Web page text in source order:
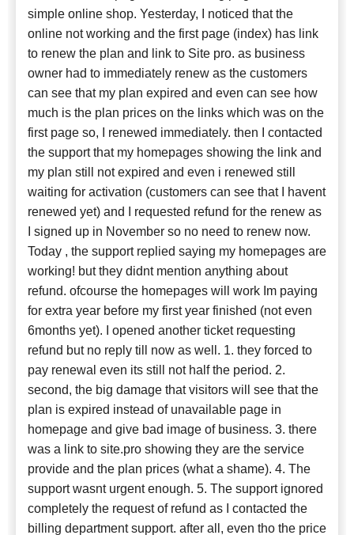
simple online shop. Yesterday, I noticed that the
online not working and the first page (index) has link
to renew the plan and link to Site pro. as business
owner had to immediately renew as the customers
can see that my plan expired and even can see how
much is the plan prices on the links which was on the
first page so, I renewed immediately. then I contacted
the support that my homepages showing the link and
my plan still not expired and even i renewed still
waiting for activation (customers can see that I havent
renewed yet) and I requested refund for the renew as
I signed up in November so no need to renew now.
Today , the support replied saying my homepages are
working! but they didnt mention anything about
refund. ofcourse the homepages will work Im paying
for extra year before my first year finished (not even
6months yet). I opened another ticket requesting
refund but no reply till now as well. 1. they forced to
pay renewal even its still not half the period. 2.
second, the big damage that visitors will see that the
plan is expired instead of unavailable page in
homepage and give bad image of business. 3. there
was a link to site.pro showing they are the service
provide and the plan prices (what a shame). 4. The
support wasnt urgent enough. 5. The support ignored
completely the request of refund as I contacted the
billing department support. after all, even tho the price